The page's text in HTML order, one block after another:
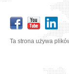
Ta strona używa